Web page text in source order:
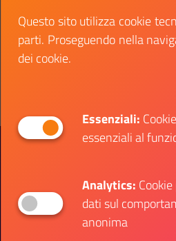
Data inizio:
17
Data fine:
17
Vai al bando
Contatti
Questo sito utilizza cookie
parti. Proseguendo nella
dei cookie.
Essenziali:
essenziali al
Analytics:
dati sul
anonima